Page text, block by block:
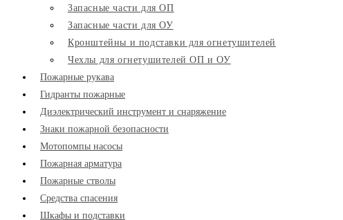
Запасные части для ОП
Запасные части для ОУ
Кронштейны и подставки для огнетушителей
Чехлы для огнетушителей ОП и ОУ
Пожарные рукава
Гидранты пожарные
Диэлектрический инструмент и снаряжение
Знаки пожарной безопасности
Мотопомпы насосы
Пожарная арматура
Пожарные стволы
Средства спасения
Шкафы и подставки